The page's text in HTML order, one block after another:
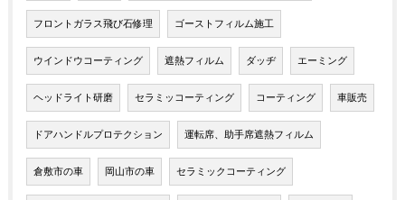
フロントガラス飛び石修理 ゴーストフィルム施工
ウインドウコーティング 遮熱フィルム ダッヂ エーミング
ヘッドライト研磨 セラミッコーティング コーティング 車販売
ドアハンドルプロテクション 運転席、助手席遮熱フィルム
倉敷市の車 岡山市の車 セラミックコーティング